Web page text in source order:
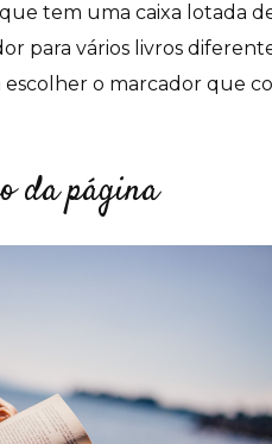
tem uma caixa lotada
para vários livros
o marcador que
da página